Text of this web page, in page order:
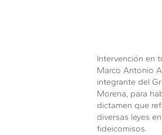
Intervención en
Marco Antonio
integrante del
Morena, para
dictamen que
diversas leyes
fideicomisos.